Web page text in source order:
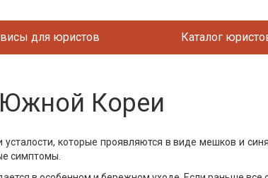
для юристов Каталог
Южной Кореи
которые проявляются в виде мешков и
симптомы.